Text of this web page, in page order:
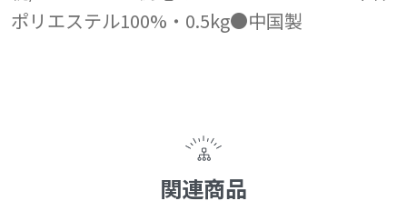
ポリエステル100%・0.5kg●中国製
関連商品